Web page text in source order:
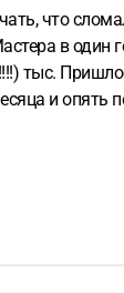
что
в один
тыс.
и опять
год!